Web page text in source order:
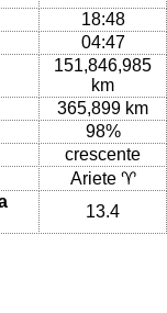
18:48
04:47
151,846,985
km
365,899 km
98%
crescente
Ariete ♈
13.4